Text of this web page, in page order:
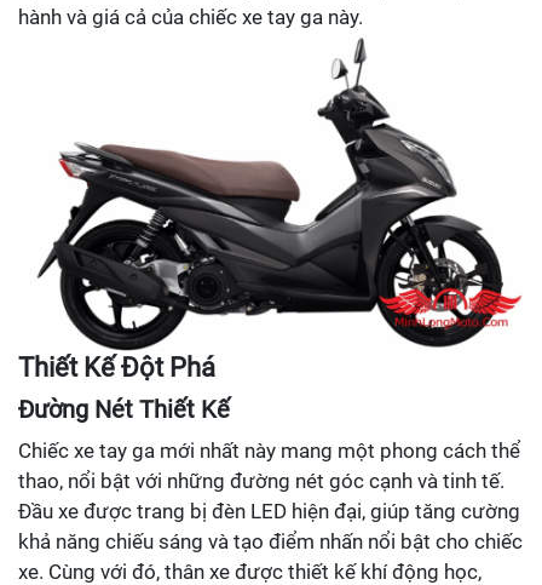
hành và giá cả của chiếc xe tay ga này.
Thiết Kế Đột Phá
Đường Nét Thiết Kế
Chiếc xe tay ga mới nhất này mang một phong cách thể
thao, nổi bật với những đường nét góc cạnh và tinh tế.
Đầu xe được trang bị đèn LED hiện đại, giúp tăng cường
khả năng chiếu sáng và tạo điểm nhấn nổi bật cho chiếc
xe. Cùng với đó, thân xe được thiết kế khí động học,